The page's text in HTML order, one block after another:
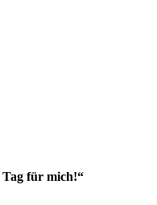
Tag für mich!“